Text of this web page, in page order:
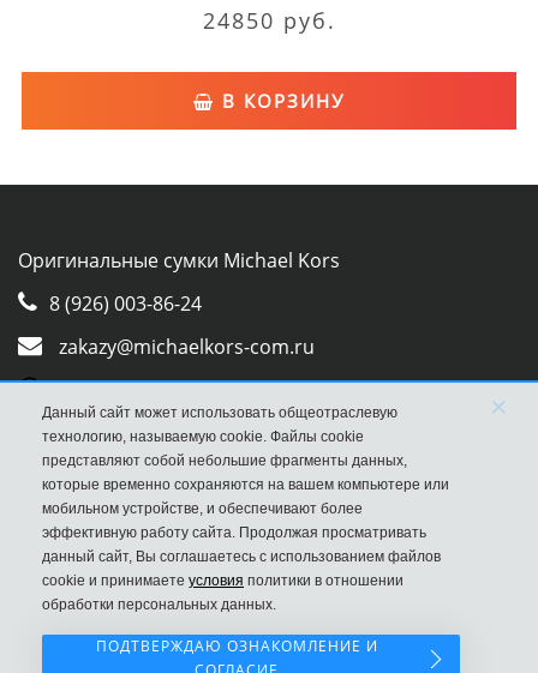
24850 руб.
В КОРЗИНУ
Оригинальные сумки Michael Kors
8 (926) 003-86-24
zakazy@michaelkors-com.ru
Whatsapp
Viber
Данный сайт может использовать общеотраслевую
технологию, называемую cookie. Файлы cookie
представляют собой небольшие фрагменты данных,
которые временно сохраняются на вашем компьютере или
мобильном устройстве, и обеспечивают более
эффективную работу сайта. Продолжая просматривать
данный сайт, Вы соглашаетесь с использованием файлов
cookie и принимаете условия политики в отношении
обработки персональных данных.
×
ПОДТВЕРЖДАЮ ОЗНАКОМЛЕНИЕ И